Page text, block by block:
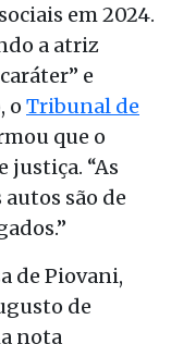
em 2024.
a atriz
e
o Tribunal de
que o
justiça. “As
são de
de Piovani,
de
nota